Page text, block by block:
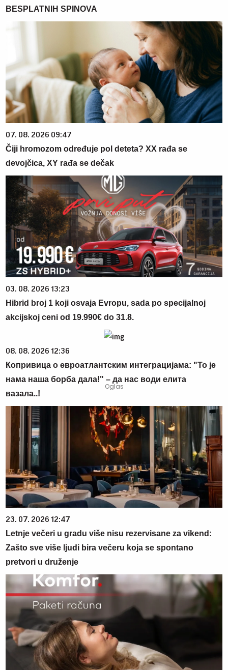
BESPLATNIH SPINOVA
07. 08. 2026 09:47
Čiji hromozom određuje pol deteta? XX rađa se
devojčica, XY rađa se dečak
03. 08. 2026 13:23
Hibrid broj 1 koji osvaja Evropu, sada po specijalnoj
akcijskoj ceni od 19.990€ do 31.8.
08. 08. 2026 12:36
Копривица о евроатлантским интеграцијама: "То је
нама наша борба дала!" – да нас води елита
вазала..!
23. 07. 2026 12:47
Letnje večeri u gradu više nisu rezervisane za vikend:
Zašto sve više ljudi bira večeru koja se spontano
pretvori u druženje